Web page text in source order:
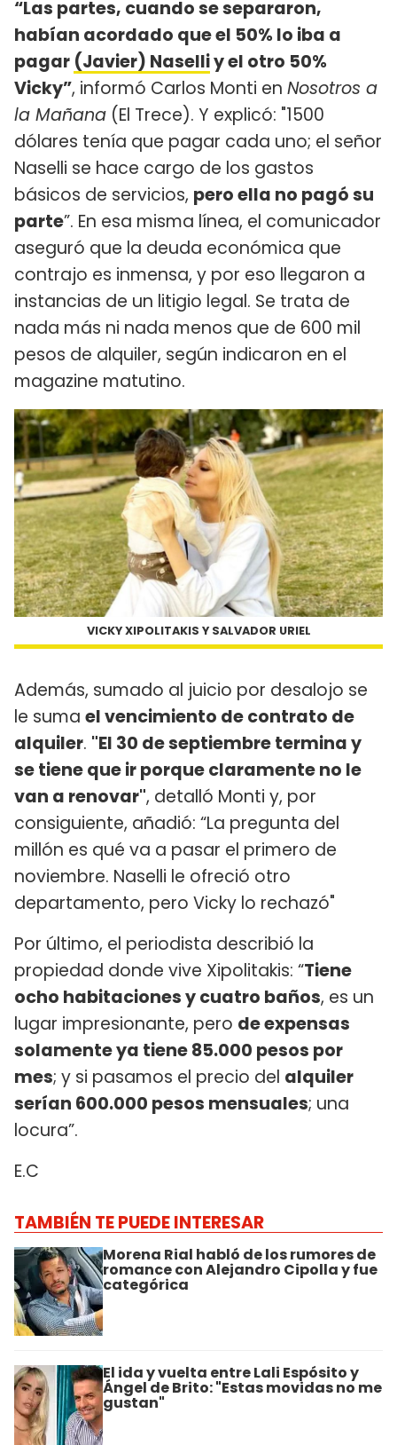
“Las partes, cuando se separaron,
habían acordado que el 50% lo iba a
pagar (Javier) Naselliy el otro 50%
Vicky”, informó Carlos Monti en Nosotros a
la Mañana (El Trece). Y explicó: "1500
dólares tenía que pagar cada uno; el señor
Naselli se hace cargo de los gastos
básicos de servicios, pero ella no pagó su
parte”. En esa misma línea, el comunicador
aseguró que la deuda económica que
contrajo es inmensa, y por eso llegaron a
instancias de un litigio legal. Se trata de
nada más ni nada menos que de 600 mil
pesos de alquiler, según indicaron en el
magazine matutino.
VICKY XIPOLITAKIS Y SALVADOR URIEL
Además, sumado al juicio por desalojo se
le suma el vencimiento de contrato de
alquiler. "El 30 de septiembre termina y
se tiene que ir porque claramente no le
van a renovar", detalló Monti y, por
consiguiente, añadió: “La pregunta del
millón es qué va a pasar el primero de
noviembre. Naselli le ofreció otro
departamento, pero Vicky lo rechazó"
Por último, el periodista describió la
propiedad donde vive Xipolitakis: “Tiene
ocho habitaciones y cuatro baños, es un
lugar impresionante, pero de expensas
solamente ya tiene 85.000 pesos por
mes; y si pasamos el precio del alquiler
serían 600.000 pesos mensuales; una
locura”.
E.C
TAMBIÉN TE PUEDE INTERESAR
Morena Rial habló de los rumores de
romance con Alejandro Cipolla y fue
categórica
El ida y vuelta entre Lali Espósito y
Ángel de Brito: "Estas movidas no me
gustan"